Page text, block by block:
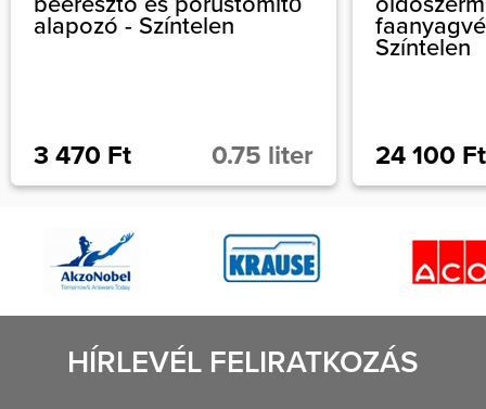
alapozó - Színtelen
3 470 Ft 0.75 liter
Színtelen
24 100 Ft
HÍRLEVÉL FELIRATKOZÁS